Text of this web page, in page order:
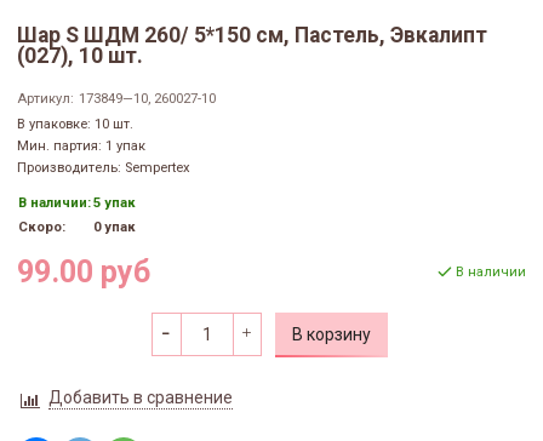
Шар S ШДМ 260/ 5*150 см, Пастель, Эвкалипт
(027), 10 шт.
Артикул: 173849—10, 260027-10
В упаковке: 10 шт.
Мин. партия: 1 упак
Производитель: Sempertex
В наличии:5 упак
Скоро:
0 упак
99.00 руб В наличии
В корзину
Добавить в сравнение